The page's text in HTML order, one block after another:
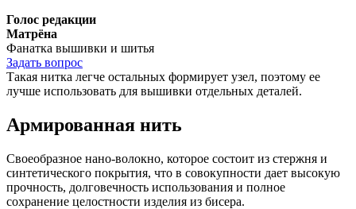
Голос редакции
Матрёна
Фанатка вышивки и шитья
Задать вопрос
Такая нитка легче остальных формирует узел, поэтому ее
лучше использовать для вышивки отдельных деталей.
Армированная нить
Своеобразное нано-волокно, которое состоит из стержня и
синтетического покрытия, что в совокупности дает высокую
прочность, долговечность использования и полное
сохранение целостности изделия из бисера.